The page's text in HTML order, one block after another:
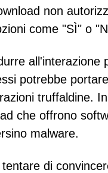
non
come "SÌ" o
potrebbe
truffaldine.
che offrono
malware.
di